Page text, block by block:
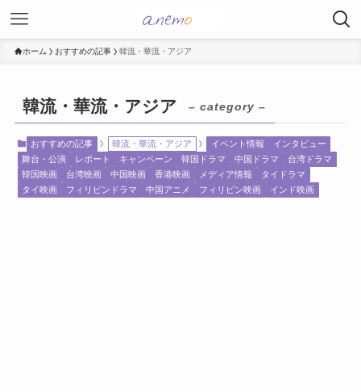
ホーム おすすめの記事 韓流・華流・アジア
韓流・華流・アジア – category –
おすすめの記事 韓流・華流・アジア イベント情報
インタビュー
舞台・公演
レポート キャンペーン 韓国ドラマ 中国ドラマ
台湾ドラマ
韓国映画
台湾映画 中国映画 香港映画 メディア情報
タイドラマ
タイ映画
フィリピンドラマ 中国アニメ フィリピン映画 インド映画